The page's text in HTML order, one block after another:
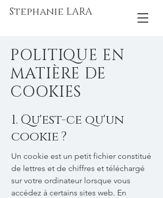
Stephanie LARA
POLITIQUE EN
MATIÈRE DE
COOKIES
1. Qu'est-ce qu'un
cookie ?
Un cookie est un petit fichier constitué
de lettres et de chiffres et téléchargé
sur votre ordinateur lorsque vous
accédez à certains sites web. En